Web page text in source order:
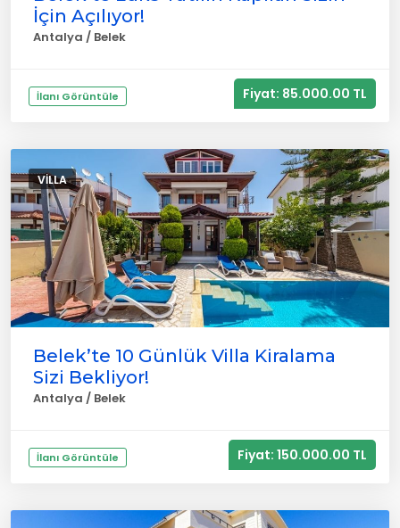
İçin Açılıyor!
Antalya / Belek
İlanı Görüntüle Fiyat: 85.000.00 TL
VILLA
Belek’te 10 Günlük Villa Kiralama
Sizi Bekliyor!
Antalya / Belek
İlanı Görüntüle Fiyat: 150.000.00 TL